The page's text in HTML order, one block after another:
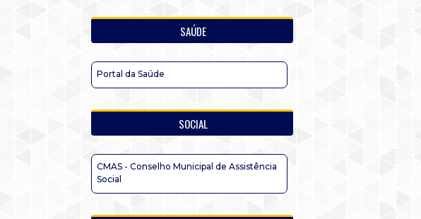
SAÚDE
Portal da Saúde
SOCIAL
CMAS - Conselho Municipal de Assistência
Social